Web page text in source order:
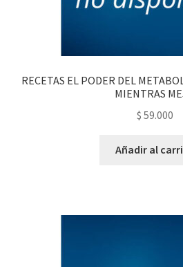
RECETAS EL PODER DEL
MIENTRAS
$ 59.000
Añadir al